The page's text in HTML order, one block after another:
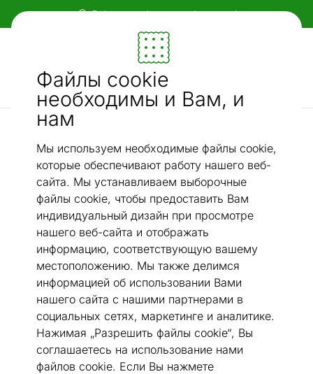
Файлы cookie
необходимы и Вам, и
нам
Мы используем необходимые файлы cookie,
которые обеспечивают работу нашего веб-
сайта. Мы устанавливаем выборочные
файлы cookie, чтобы предоставить Вам
индивидуальный дизайн при просмотре
нашего веб-сайта и отображать
информацию, соответствующую вашему
местоположению. Мы также делимся
информацией об использовании Вами
нашего сайта с нашими партнерами в
социальных сетях, маркетинге и аналитике.
Нажимая „Разрешить файлы cookie“, Вы
соглашаетесь на использование нами
файлов cookie. Если Вы нажмете
Гибкие и удобные способы оплаты!
Мебель и убранство - ON24
Ищи...
Кровать моторная Hypnos Mars 120x200 cm